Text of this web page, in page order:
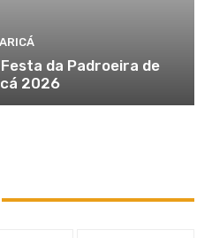
da Padroeira de
2026